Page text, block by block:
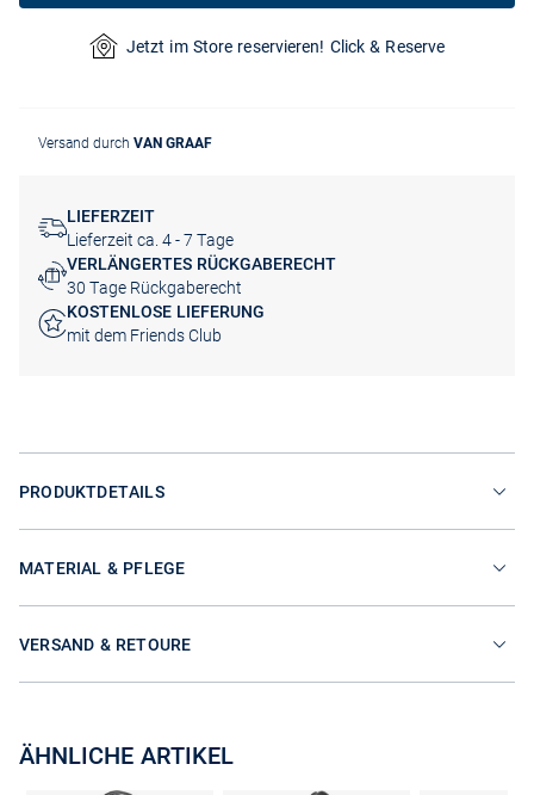
Jetzt im Store reservieren! Click & Reserve
Versand durch VAN GRAAF
LIEFERZEIT
Lieferzeit ca. 4 - 7 Tage
VERLÄNGERTES RÜCKGABERECHT
30 Tage Rückgaberecht
KOSTENLOSE LIEFERUNG
mit dem Friends Club
PRODUKTDETAILS
MATERIAL & PFLEGE
VERSAND & RETOURE
ÄHNLICHE ARTIKEL